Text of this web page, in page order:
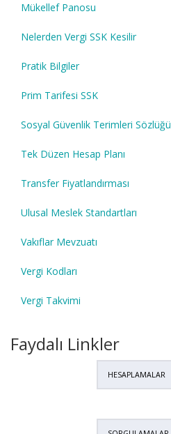
Mükellef Panosu
Nelerden Vergi SSK Kesilir
Pratik Bilgiler
Prim Tarifesi SSK
Sosyal Güvenlik Terimleri Sözlüğü
Tek Düzen Hesap Planı
Transfer Fiyatlandırması
Ulusal Meslek Standartları
Vakıflar Mevzuatı
Vergi Kodları
Vergi Takvimi
Faydalı Linkler